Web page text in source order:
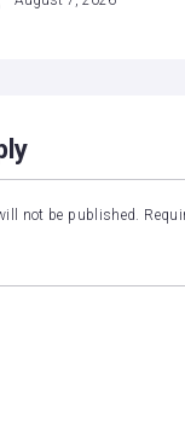
not be published.